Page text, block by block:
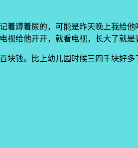
着蹲着尿的，可能是昨天晚上我给
给他开开，就看电视，长大了就是
块钱。比上幼儿园时候三四千块好